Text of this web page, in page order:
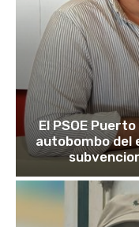
El PSOE
autobombo del